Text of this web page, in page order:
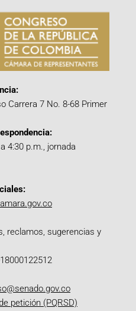
Carrera 7 No. 8-68 Primer
4:30 p.m., jornada
reclamos, sugerencias y
petición (PQRSD)